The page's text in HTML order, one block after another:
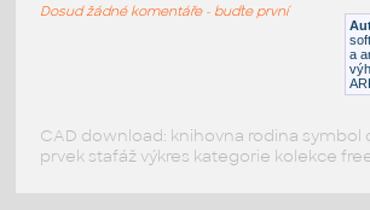
a
Dosud žádné komentáře - buďte první
CAD download: knihovna rodina symbol
prvek stafáž výkres kategorie kolekce